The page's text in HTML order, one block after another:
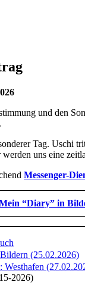
und den
Tag. Uschi
uns eine
Messenger-
“Diary” in
(25.02.2026)
Westhafen
2026)